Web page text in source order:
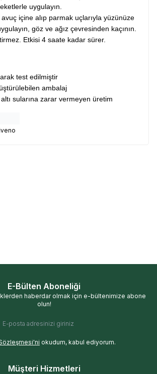
uygulayın.
içine alıp parmak uçlarıyla yüzünüze
göz ve ağız çevresinden kaçının.
Etkisi 4 saate kadar sürer.
test edilmiştir
ambalaj
sularına zarar vermeyen üretim
E-Bülten Aboneliği
haberdar olmak için e-bültenimize abone
olun!
okudum, kabul ediyorum.
Müşteri Hizmetleri